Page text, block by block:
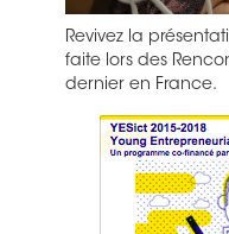
Revivez la
faite lors des
dernier en France.